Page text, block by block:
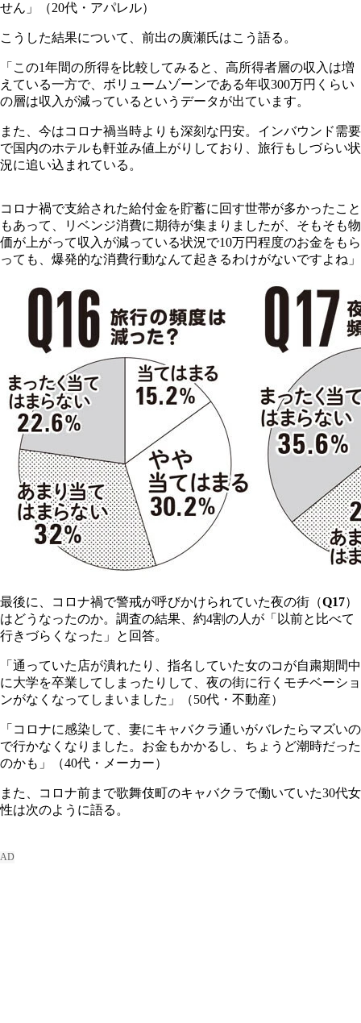
せん」（20代・アパレル）
こうした結果について、前出の廣瀬氏はこう語る。
「この1年間の所得を比較してみると、高所得者層の収入は増
えている一方で、ボリュームゾーンである年収300万円くらい
の層は収入が減っているというデータが出ています。
また、今はコロナ禍当時よりも深刻な円安。インバウンド需要
で国内のホテルも軒並み値上がりしており、旅行もしづらい状
況に追い込まれている。
コロナ禍で支給された給付金を貯蓄に回す世帯が多かったこと
もあって、リベンジ消費に期待が集まりましたが、そもそも物
価が上がって収入が減っている状況で10万円程度のお金をもら
っても、爆発的な消費行動なんて起きるわけがないですよね」
最後に、コロナ禍で警戒が呼びかけられていた夜の街（Q17）
はどうなったのか。調査の結果、約4割の人が「以前と比べて
行きづらくなった」と回答。
「通っていた店が潰れたり、指名していた女のコが自粛期間中
に大学を卒業してしまったりして、夜の街に行くモチベーショ
ンがなくなってしまいました」（50代・不動産）
「コロナに感染して、妻にキャバクラ通いがバレたらマズいの
で行かなくなりました。お金もかかるし、ちょうど潮時だった
のかも」（40代・メーカー）
また、コロナ前まで歌舞伎町のキャバクラで働いていた30代女
性は次のように語る。